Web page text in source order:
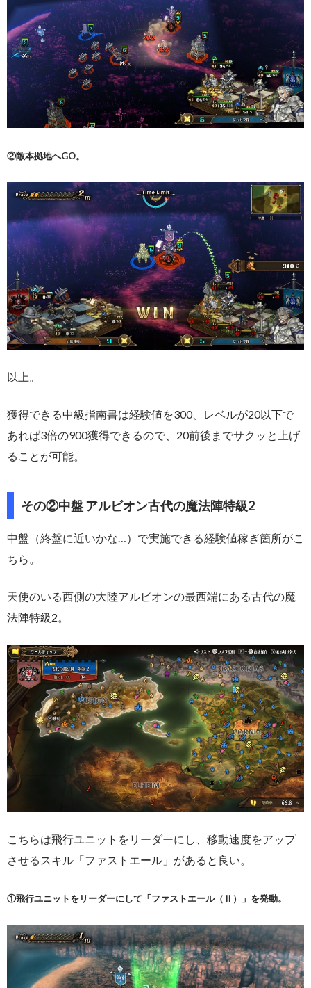
②敵本拠地へGO。
以上。
獲得できる中級指南書は経験値を300、レベルが20以下で
あれば3倍の900獲得できるので、20前後までサクッと上げ
ることが可能。
その②中盤 アルビオン古代の魔法陣特級2
中盤（終盤に近いかな…）で実施できる経験値稼ぎ箇所がこ
ちら。
天使のいる西側の大陸アルビオンの最西端にある古代の魔
法陣特級2。
こちらは飛行ユニットをリーダーにし、移動速度をアップ
させるスキル「ファストエール」があると良い。
①飛行ユニットをリーダーにして「ファストエール（Ⅱ）」を発動。